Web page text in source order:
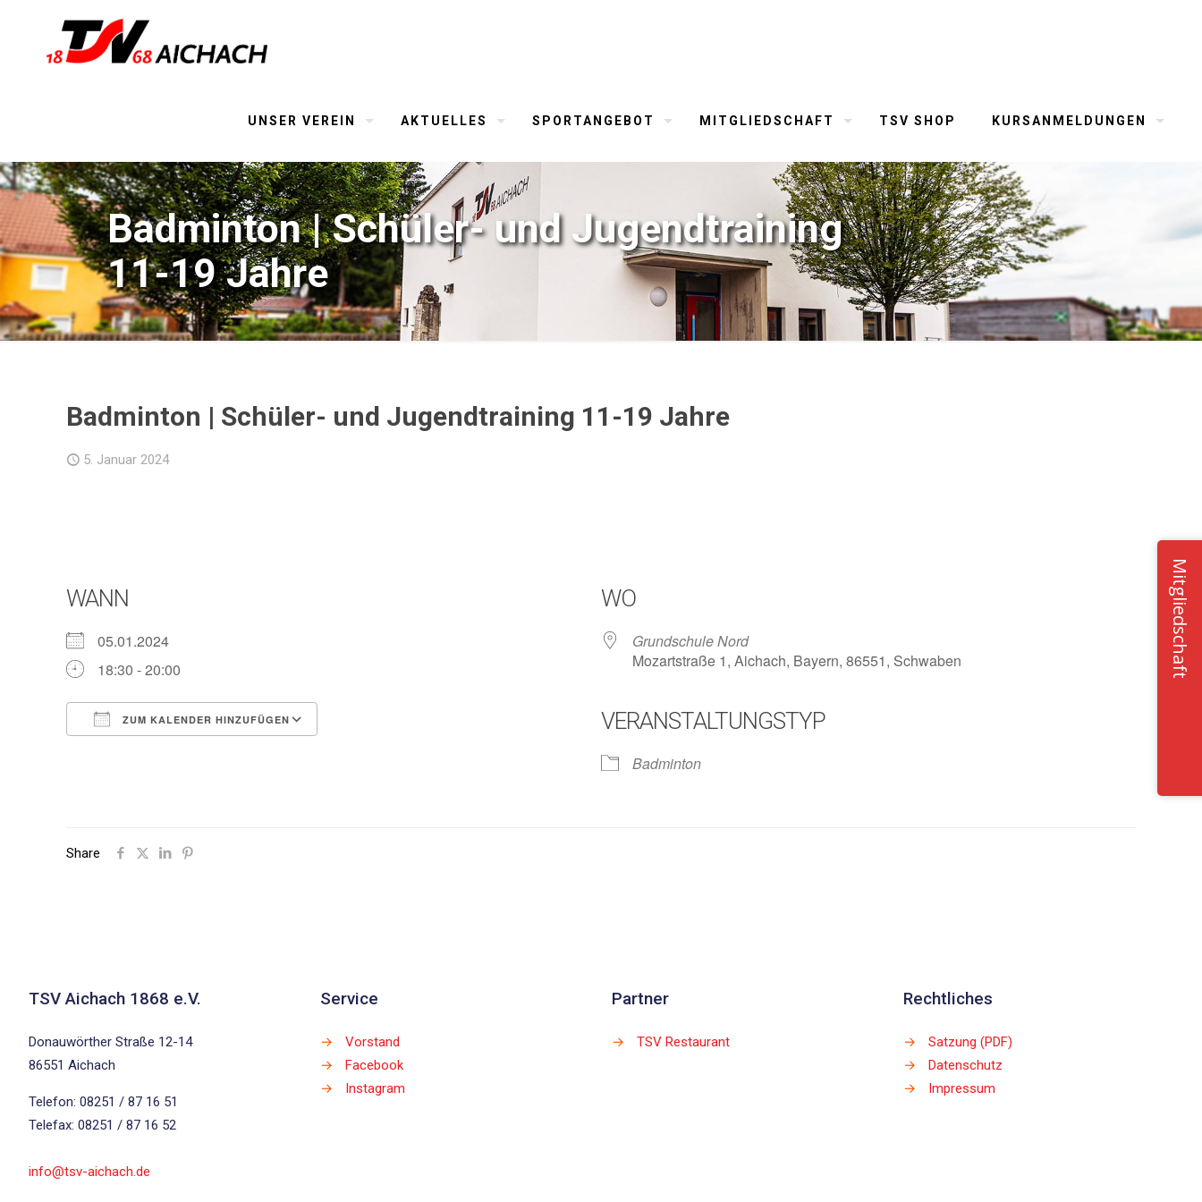
UNSER VEREIN AKTUELLES SPORTANGEBOT MITGLIEDSCHAFT TSV SHOP KURSANMELDUNGEN
Badminton | Schüler- und Jugendtraining
11-19 Jahre
Badminton | Schüler- und Jugendtraining 11-19 Jahre
5. Januar 2024
WANN
05.01.2024
18:30 - 20:00
ZUM KALENDER HINZUFÜGEN
iCalendar
WO
Grundschule Nord
Mozartstraße 1, Aichach, Bayern, 86551, Schwaben
VERANSTALTUNGSTYP
Badminton
Share
TSV Aichach 1868 e.V.
Donauwörther Straße 12-14
86551 Aichach
Telefon: 08251 / 87 16 51
Telefax: 08251 / 87 16 52
info@tsv-aichach.de
Service
→
Vorstand
→
Facebook
→
Instagram
Partner
→ TSV Restaurant
Rechtliches
→
Satzung (PDF)
→
Datenschutz
→
Impressum
Mitgliedschaft